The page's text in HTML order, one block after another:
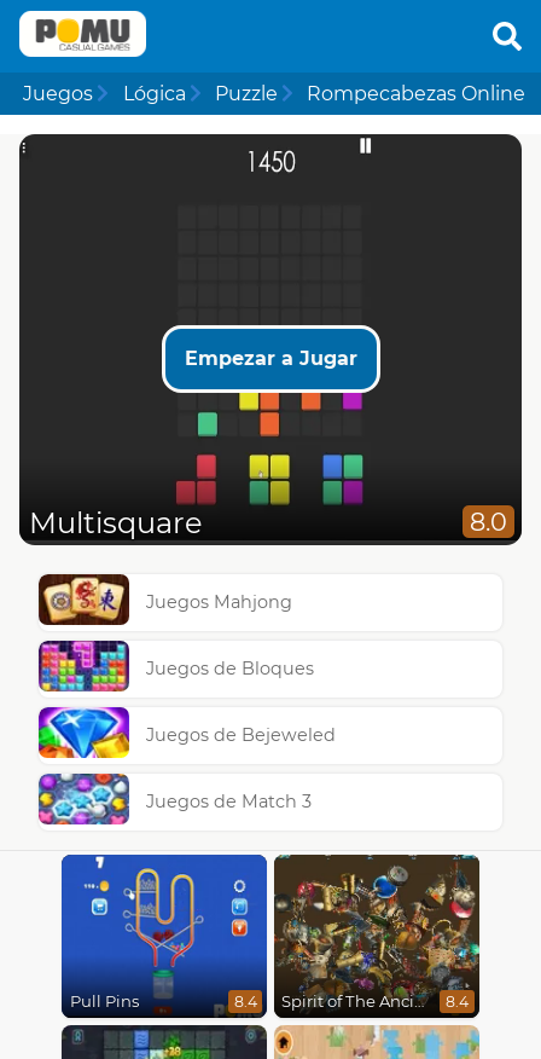
Juegos Lógica Puzzle Rompecabezas Online
Empezar a Jugar
Multisquare 8.0
Juegos Mahjong
Juegos de Bloques
Juegos de Bejeweled
Juegos de Match 3
Pull Pins 8.4 Spirit of The Ancient Forest 8.4